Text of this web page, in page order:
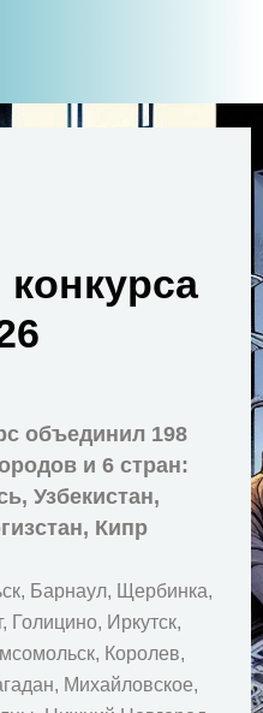
объединил 198
и 6 стран:
Узбекистан,
Кипр
Барнаул, Щербинка,
Голицино, Иркутск,
Королев,
Михайловское,